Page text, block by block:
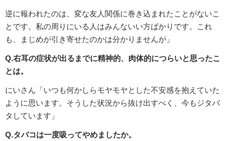
逆に報われたのは、変な友人関係に巻き込まれたことがないこ
とです。私の周りにいる人はみんないい方ばかりです。これ
も、まじめが引き寄せたのかは分かりませんが」
Q.右耳の症状が出るまでに精神的、肉体的につらいと思ったこ
とは。
にいさん「いつも何かしらモヤモヤとした不安感を抱えていた
ように思います。そうした状況から抜け出すべく、今もジタバ
タしています」
Q.タバコは一度吸ってやめましたか。